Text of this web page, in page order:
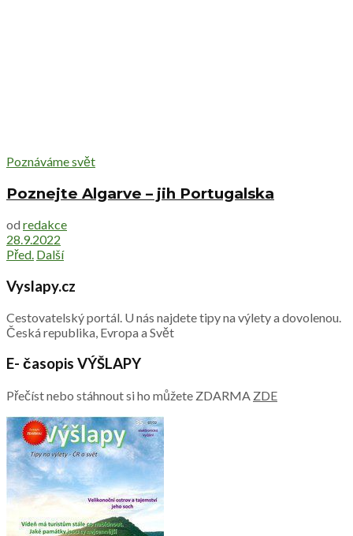
Poznáváme svět
Poznejte Algarve – jih Portugalska
od redakce
28.9.2022
Před. Další
Vyslapy.cz
Cestovatelský portál. U nás najdete tipy na výlety a dovolenou.
Česká republika, Evropa a Svět
E- časopis VÝŠLAPY
Přečíst nebo stáhnout si ho můžete ZDARMA ZDE